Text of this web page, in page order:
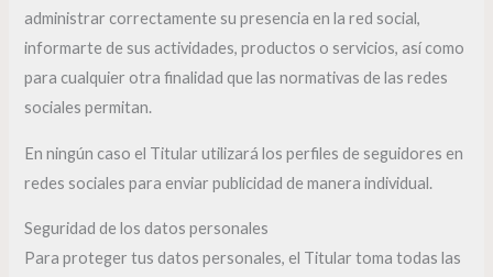
administrar correctamente su presencia en la red social,
informarte de sus actividades, productos o servicios, así como
para cualquier otra finalidad que las normativas de las redes
sociales permitan.
En ningún caso el Titular utilizará los perfiles de seguidores en
redes sociales para enviar publicidad de manera individual.
Seguridad de los datos personales
Para proteger tus datos personales, el Titular toma todas las